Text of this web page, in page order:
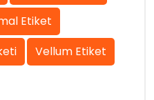
Etiket
Vellum Etiket